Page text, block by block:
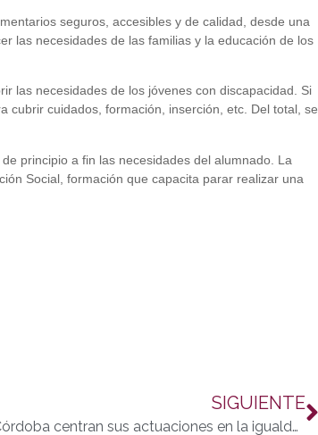
seguros, accesibles y de calidad, desde una
las necesidades de las familias y la educación de los
las necesidades de los jóvenes con discapacidad. Si
cubrir cuidados, formación, inserción, etc. Del total, se
principio a fin las necesidades del alumnado. La
Social, formación que capacita parar realizar una
SIGUIENTE
FEPAMIC y Diputación de Córdoba centran sus actuaciones en la igualdad entre hombres y mujeres con discapacidad